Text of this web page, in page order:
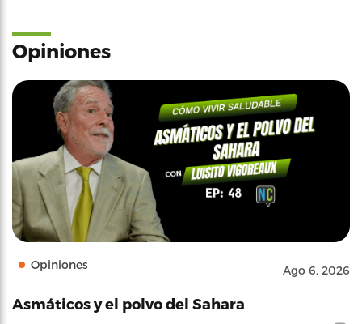
Opiniones
Opiniones Ago 6, 2026
Asmáticos y el polvo del Sahara